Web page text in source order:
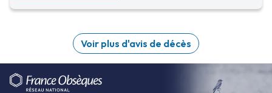
Voir plus d'avis de décès